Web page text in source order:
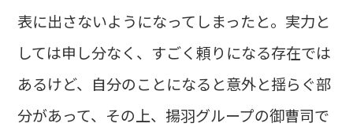
表に出さないようになってしまったと。実力と
しては申し分なく、すごく頼りになる存在では
あるけど、自分のことになると意外と揺らぐ部
分があって、その上、揚羽グループの御曹司で